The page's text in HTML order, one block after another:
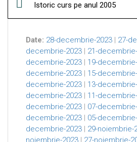
Istoric curs pe anul 2005
Date: 28-decembrie-2023 | 27-
decembrie-2023 | 21-
decembrie-2023 | 19-
decembrie-2023 | 15-
decembrie-2023 | 13-
decembrie-2023 | 11-
decembrie-2023 | 07-
decembrie-2023 | 05-
decembrie-2023 | 29-noiembrie-
noiembrie-2023 | 27-noiembrie-